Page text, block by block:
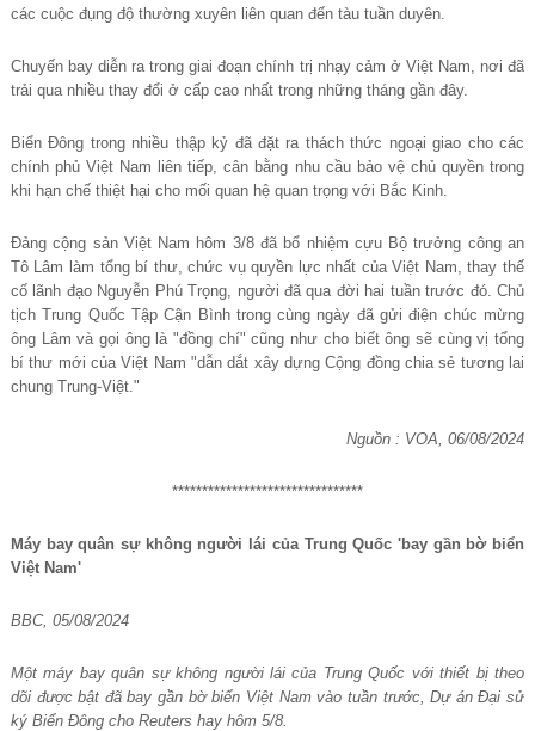
các cuộc đụng độ thường xuyên liên quan đến tàu tuần duyên.
Chuyến bay diễn ra trong giai đoạn chính trị nhạy cảm ở Việt Nam, nơi đã
trải qua nhiều thay đổi ở cấp cao nhất trong những tháng gần đây.
Biển Đông trong nhiều thập kỷ đã đặt ra thách thức ngoại giao cho các
chính phủ Việt Nam liên tiếp, cân bằng nhu cầu bảo vệ chủ quyền trong
khi hạn chế thiệt hại cho mối quan hệ quan trọng với Bắc Kinh.
Đảng cộng sản Việt Nam hôm 3/8 đã bổ nhiệm cựu Bộ trưởng công an
Tô Lâm làm tổng bí thư, chức vụ quyền lực nhất của Việt Nam, thay thế
cố lãnh đạo Nguyễn Phú Trọng, người đã qua đời hai tuần trước đó. Chủ
tịch Trung Quốc Tập Cận Bình trong cùng ngày đã gửi điện chúc mừng
ông Lâm và gọi ông là "đồng chí" cũng như cho biết ông sẽ cùng vị tổng
bí thư mới của Việt Nam "dẫn dắt xây dựng Cộng đồng chia sẻ tương lai
chung Trung-Việt."
Nguồn : VOA, 06/08/2024
********************************
Máy bay quân sự không người lái của Trung Quốc 'bay gần bờ biển
Việt Nam'
BBC, 05/08/2024
Một máy bay quân sự không người lái của Trung Quốc với thiết bị theo
dõi được bật đã bay gần bờ biển Việt Nam vào tuần trước, Dự án Đại sử
ký Biển Đông cho Reuters hay hôm 5/8.